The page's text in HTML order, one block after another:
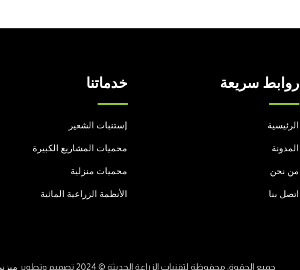
روابط سريعة
الرئيسية
المدونة
من نحن
اتصل بنا
خدماتنا
إستنبات الشعير
محميات المشاريع الكبيرة
محميات منزلية
الأنظمة الزراعية المائية
جميع الحقوق محفوظة لتقنيات الزراعة الحديثة © 2024 تصميم وتطوير